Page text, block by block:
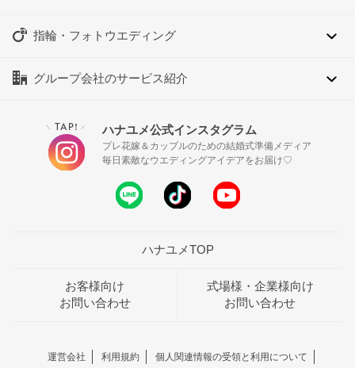
指輪・フォトウエディング
グループ会社のサービス紹介
＼ TAP! ／ ハナユメ公式インスタグラム
プレ花嫁＆カップルのための結婚式準備メディア
毎日素敵なウエディングアイデアをお届け♡
ハナユメTOP
お客様向け
お問い合わせ
式場様・企業様向け
お問い合わせ
運営会社 利用規約 個人関連情報の受領と利用について